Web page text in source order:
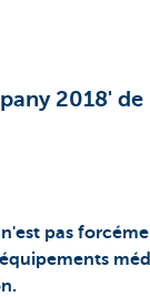
2018' de
pas